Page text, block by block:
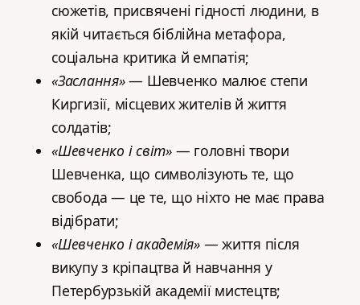
сюжетів, присвячені гідності людини, в
якій читається біблійна метафора,
соціальна критика й емпатія;
«Заслання»— Шевченко малює степи
Киргизії, місцевих жителів й життя
солдатів;
«Шевченко і світ»— головні твори
Шевченка, що символізують те, що
свобода — це те, що ніхто не має права
відібрати;
«Шевченко і академія»— життя після
викупу з кріпацтва й навчання у
Петербурзькій академії мистецтв;